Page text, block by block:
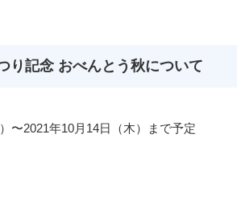
り記念 おべんとう秋について
〜2021年10月14日（木）まで予定